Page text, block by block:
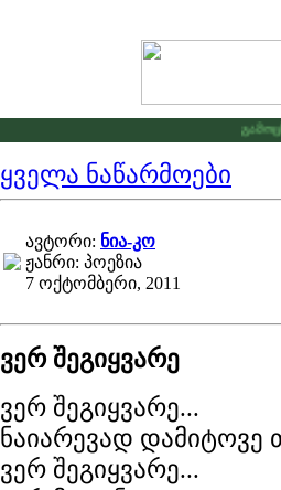
ყველა ნაწარმოები
ავტორი: ნია-კო
ჟანრი: პოეზია
7 ოქტომბერი, 2011
ვერ შეგიყვარე
ვერ შეგიყვარე...
ნაიარევად დამიტოვე
ვერ შეგიყვარე...